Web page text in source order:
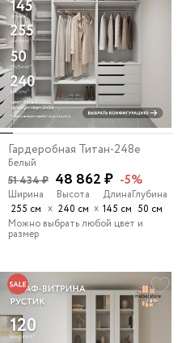
Гардеробная Титан-248e
Белый
51 434 ₽ 48 862 ₽ -5%
Ширина
255 см х
Высота
240 см х
Длина
145 см
Глубина
50 см
Можно выбрать любой цвет и
размер